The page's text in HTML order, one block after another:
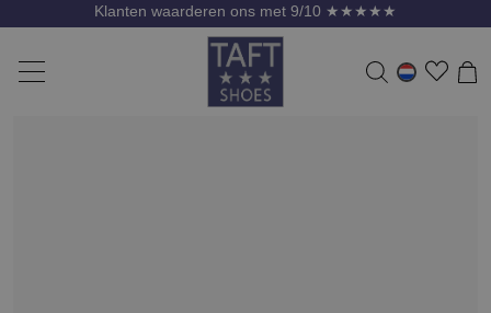
Klanten waarderen ons met 9/10 ★★★★★